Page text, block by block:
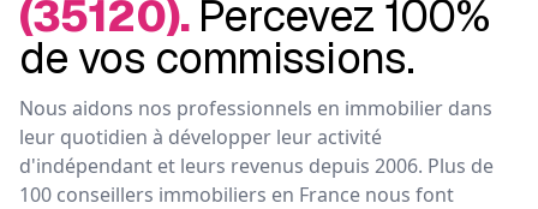
(35120). Percevez 100%
de vos commissions.
Nous aidons nos professionnels en immobilier dans
leur quotidien à développer leur activité
d'indépendant et leurs revenus depuis 2006. Plus de
100 conseillers immobiliers en France nous font